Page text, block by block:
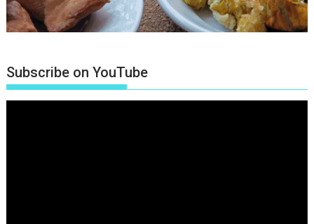
Subscribe on YouTube